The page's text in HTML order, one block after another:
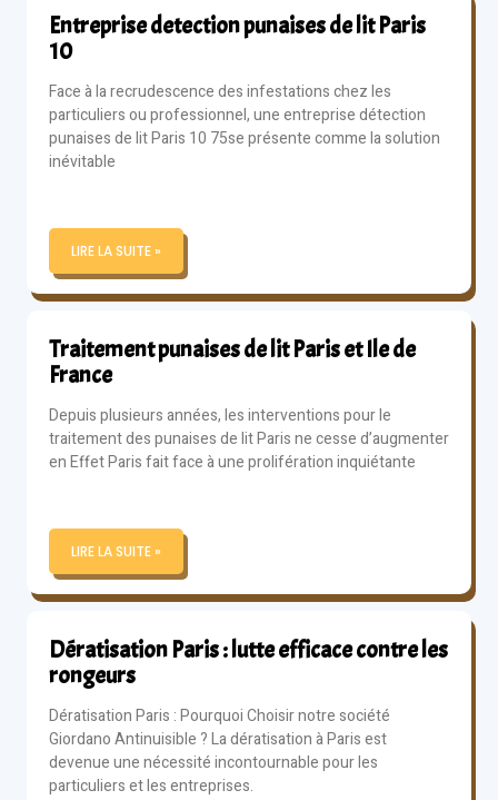
Entreprise detection punaises de lit Paris
10
Face à la recrudescence des infestations chez les
particuliers ou professionnel, une entreprise détection
punaises de lit Paris 10 75se présente comme la solution
inévitable
LIRE LA SUITE »
Traitement punaises de lit Paris et Ile de
France
Depuis plusieurs années, les interventions pour le
traitement des punaises de lit Paris ne cesse d’augmenter
en Effet Paris fait face à une prolifération inquiétante
LIRE LA SUITE »
Dératisation Paris : lutte efficace contre les
rongeurs
Dératisation Paris : Pourquoi Choisir notre société
Giordano Antinuisible ? La dératisation à Paris est
devenue une nécessité incontournable pour les
particuliers et les entreprises.